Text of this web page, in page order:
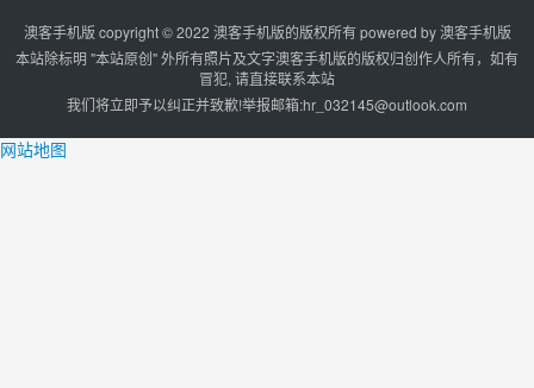
澳客手机版 copyright © 2022 澳客手机版的版权所有 powered by澳客手机版
本站除标明 "本站原创" 外所有照片及文字澳客手机版的版权归创作人所有，如有
冒犯, 请直接联系本站
我们将立即予以纠正并致歉!举报邮箱:hr_032145@outlook.com
网站地图